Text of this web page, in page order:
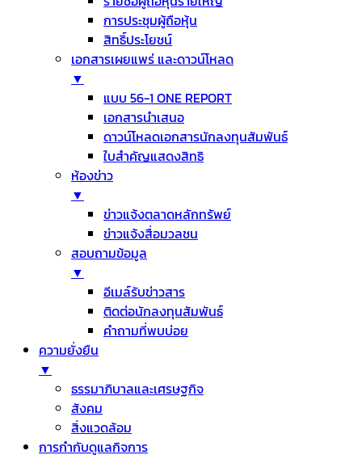
การประชุมผู้ถือหุ้น
สิทธิ์ประโยชน์
เอกสารเผยแพร่ และดาวน์โหลด
▼
แบบ 56-1 ONE REPORT
เอกสารนำเสนอ
ดาวน์โหลดเอกสารนักลงทุนสัมพันธ์
ใบสำคัญแสดงสิทธิ
ห้องข่าว
▼
ข่าวแจ้งตลาดหลักทรัพย์
ข่าวแจ้งสื่อมวลชน
สอบถามข้อมูล
▼
อีเมล์รับข่าวสาร
ติดต่อนักลงทุนสัมพันธ์
คำถามที่พบบ่อย
ความยั่งยืน
▼
ธรรมาภิบาลและเศรษฐกิจ
สังคม
สิ่งแวดล้อม
การกำกับดูแลกิจการ